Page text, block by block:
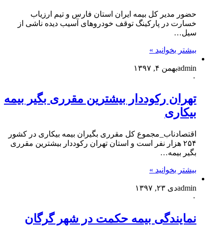
حضور مدیر کل بیمه ایران استان فارس و تیم ارزیاب
خسارت در پارکینگ توقف خودروهای آسیب دیده ناشی از
سیل…
بیشتر بخوانید »
adminبهمن ۴, ۱۳۹۷
۰
تهران رکوددار بیشترین مقرری بگیر بیمه
بیکاری
اقتصادناب_مجموع کل مقرری بگیران بیمه بیکاری در کشور
۲۵۴ هزار نفر است و استان تهران رکوددار بیشترین مقرری
بگیر بیمه…
بیشتر بخوانید »
adminدی ۲۳, ۱۳۹۷
۰
نمایندگی بیمه حکمت در شهر گرگان